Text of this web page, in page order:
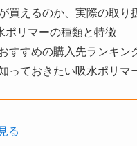
買えるのか、実際の取り
ポリマーの種類と特徴
すすめの購入先ランキン
っておきたい吸水ポリマ
る